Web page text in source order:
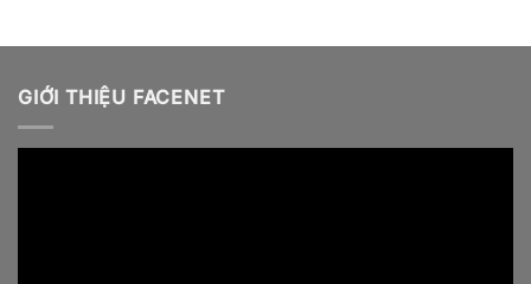
GIỚI THIỆU FACENET